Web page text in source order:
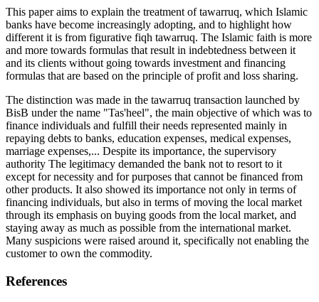
This paper aims to explain the treatment of tawarruq, which Islamic
banks have become increasingly adopting, and to highlight how
different it is from figurative fiqh tawarruq. The Islamic faith is more
and more towards formulas that result in indebtedness between it
and its clients without going towards investment and financing
formulas that are based on the principle of profit and loss sharing.
The distinction was made in the tawarruq transaction launched by
BisB under the name "Tas'heel", the main objective of which was to
finance individuals and fulfill their needs represented mainly in
repaying debts to banks, education expenses, medical expenses,
marriage expenses,... Despite its importance, the supervisory
authority The legitimacy demanded the bank not to resort to it
except for necessity and for purposes that cannot be financed from
other products. It also showed its importance not only in terms of
financing individuals, but also in terms of moving the local market
through its emphasis on buying goods from the local market, and
staying away as much as possible from the international market.
Many suspicions were raised around it, specifically not enabling the
customer to own the commodity.
References